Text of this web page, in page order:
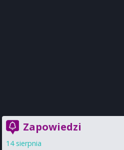
Zapowiedzi
14 sierpnia